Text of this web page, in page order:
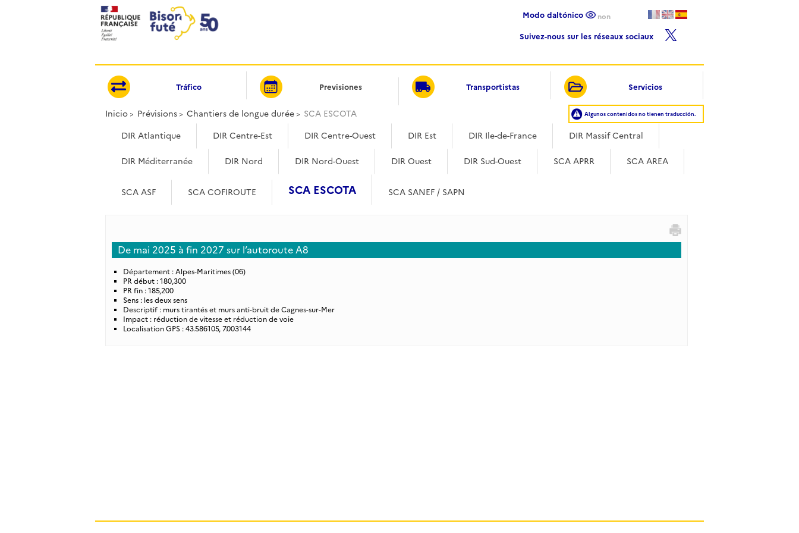
Modo daltónico non
Suivez-nous sur les réseaux sociaux
Tráfico Previsiones Transportistas Servicios
Algunos contenidos no tienen traducción.
Inicio Prévisions Chantiers de longue durée SCA ESCOTA
DIR Atlantique DIR Centre-Est DIR Centre-Ouest DIR Est DIR Ile-de-France DIR Massif Central
DIR Méditerranée DIR Nord DIR Nord-Ouest DIR Ouest DIR Sud-Ouest SCA APRR SCA AREA
SCA ASF SCA COFIROUTE SCA ESCOTA SCA SANEF / SAPN
De mai 2025 à fin 2027 sur l’autoroute A8
Département : Alpes-Maritimes (06)
PR début : 180,300
PR fin : 185,200
Sens : les deux sens
Descriptif : murs tirantés et murs anti-bruit de Cagnes-sur-Mer
Impact : réduction de vitesse et réduction de voie
Localisation GPS : 43.586105, 7.003144